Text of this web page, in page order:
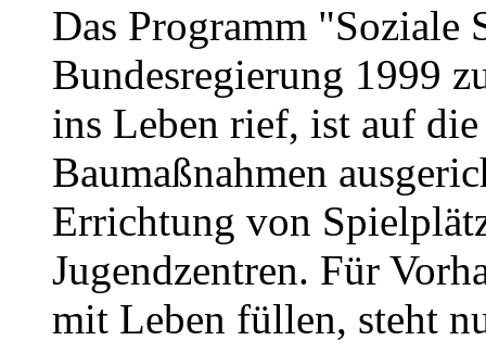
Das Programm "Soziale
Bundesregierung 1999
ins Leben rief, ist auf
Baumaßnahmen
Errichtung von
Jugendzentren. Für
mit Leben füllen, steht